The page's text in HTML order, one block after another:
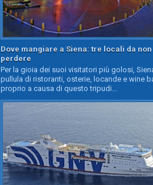
Dove mangiare a Siena: tre locali da non
perdere
Per la gioia dei suoi visitatori più golosi,
pullula di ristoranti, osterie, locande e wine
proprio a causa di questo tripudi...